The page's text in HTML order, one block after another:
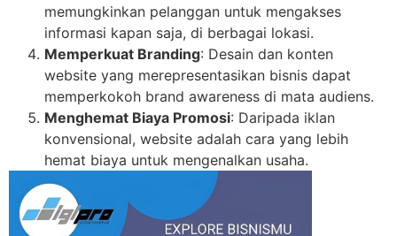
memungkinkan pelanggan untuk mengakses
informasi kapan saja, di berbagai lokasi.
Memperkuat Branding: Desain dan konten
website yang merepresentasikan bisnis dapat
memperkokoh brand awareness di mata audiens.
Menghemat Biaya Promosi: Daripada iklan
konvensional, website adalah cara yang lebih
hemat biaya untuk mengenalkan usaha.